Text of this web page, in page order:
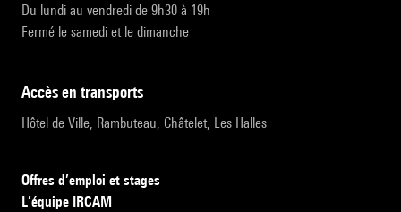
Du lundi au vendredi de 9h30 à 19h
Fermé le samedi et le dimanche
accès en transports
Hôtel de Ville, Rambuteau, Châtelet, Les Halles
Offres d’emploi et stages
L’équipe IRCAM